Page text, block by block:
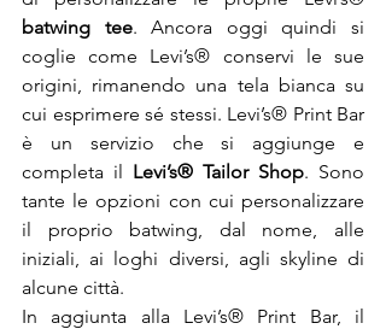
batwing tee. Ancora oggi quindi si
coglie come Levi’s® conservi le sue
origini, rimanendo una tela bianca su
cui esprimere sé stessi. Levi’s® Print Bar
è un servizio che si aggiunge e
completa il Levi’s® Tailor Shop. Sono
tante le opzioni con cui personalizzare
il proprio batwing, dal nome, alle
iniziali, ai loghi diversi, agli skyline di
alcune città.
In aggiunta alla Levi’s® Print Bar, il